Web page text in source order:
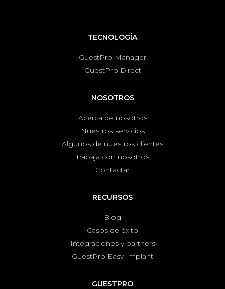
TECNOLOGÍA
GuestPro Manager
GuestPro Direct
NOSOTROS
Acerca de nosotros
Nuestros servicios
Algunos de nuestros clientes
Trabaja con nosotros
Contactar
RECURSOS
Blog
Casos de éxito
Integraciones y partners
GuestPro Easy Implant
GUESTPRO